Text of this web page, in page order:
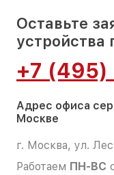
Оставьте
устройства
+7
Адрес офиса
Москве
г. Москва, ул.
Работаем ПН-ВС